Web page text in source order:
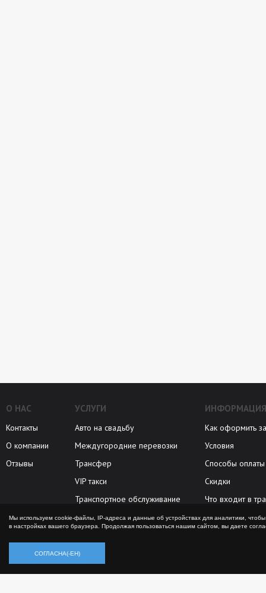
О НАС
Контакты
О компании
Отзывы
УСЛУГИ
Авто на свадьбу
Междугородние перевозки
Трансфер
VIP такси
Транспортное обслуживание
Бизнес-такси
ИНФОРМАЦИЯ
Как оформить
Условия
Способы оплаты
Скидки
Что входит в
Советы
Мы используем cookie-файлы, IP-адреса и данные об устройствах для аналитики,
в настройках вашего браузера. Продолжая пользоваться нашим сайтом, вы даете
СОГЛАСНА(-ЕН)